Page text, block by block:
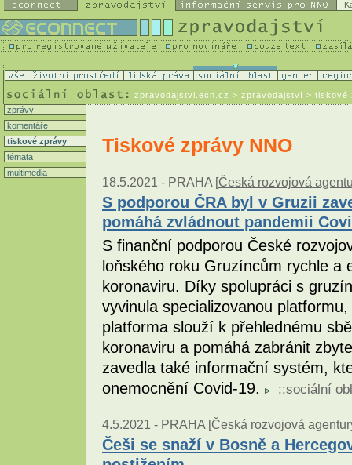
zpravodajstvi.ecn.cz > zpravodajství > tiskové
zprávy
komentáře
tiskové zprávy
témata
multimedia
Tiskové zprávy NNO
18.5.2021 - PRAHA [Česká rozvojová
S podporou ČRA byl v Gruzii
pomáhá zvládnout pandemii
S finanční podporou České
loňského roku Gruzíncům rychle
koronaviru. Díky spolupráci s
vyvinula specializovanou
platforma slouží k přehlednému
koronaviru a pomáhá zabránit
zavedla také informační systém,
onemocnění Covid-19.
::sociální
4.5.2021 - PRAHA [Česká rozvojová
Češi se snaží v Bosně a